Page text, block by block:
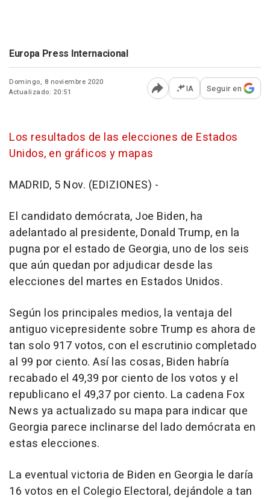
Europa Press Internacional
Domingo, 8 noviembre 2020
Actualizado: 20:51
Abrir opciones para
IA Seguir en
Los resultados de las elecciones de Estados
Unidos, en gráficos y mapas
MADRID, 5 Nov. (EDIZIONES) -
El candidato demócrata, Joe Biden, ha
adelantado al presidente, Donald Trump, en la
pugna por el estado de Georgia, uno de los seis
que aún quedan por adjudicar desde las
elecciones del martes en Estados Unidos.
Según los principales medios, la ventaja del
antiguo vicepresidente sobre Trump es ahora de
tan solo 917 votos, con el escrutinio completado
al 99 por ciento. Así las cosas, Biden habría
recabado el 49,39 por ciento de los votos y el
republicano el 49,37 por ciento. La cadena Fox
News ya actualizado su mapa para indicar que
Georgia parece inclinarse del lado demócrata en
estas elecciones.
La eventual victoria de Biden en Georgia le daría
16 votos en el Colegio Electoral, dejándole a tan